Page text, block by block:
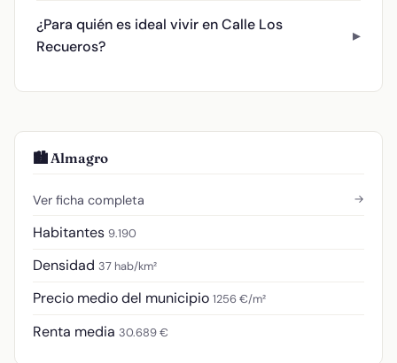
¿Para quién es ideal vivir en Calle Los
Recueros?
🏙️ Almagro
Ver ficha completa →
Habitantes 9.190
Densidad 37 hab/km²
Precio medio del municipio 1256 €/m²
Renta media 30.689 €